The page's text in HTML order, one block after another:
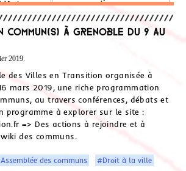
commun(s) à Grenoble du 9 au
2019.
des Villes en Transition organisée à
mars 2019, une riche programmation
au travers conférences, débats et
programme à explorer sur le site :
=> Des actions à rejoindre et à
wiki des communs.
des communs
#Droit à la ville